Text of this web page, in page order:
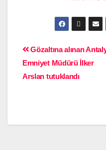
Gözaltına alınan
Emniyet Müdürü İlker
Arslan tutuklandı